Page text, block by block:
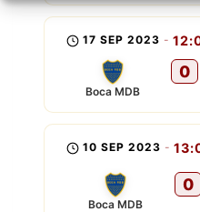
17 SEP 2023 -
Boca MDB
0
10 SEP 2023 -
Boca MDB
0